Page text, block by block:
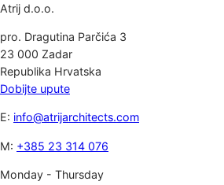
Atrij d.o.o.
pro. Dragutina Parčića 3
23 000 Zadar
Republika Hrvatska
Dobijte upute
E: info@atrijarchitects.com
M: +385 23 314 076
Monday - Thursday